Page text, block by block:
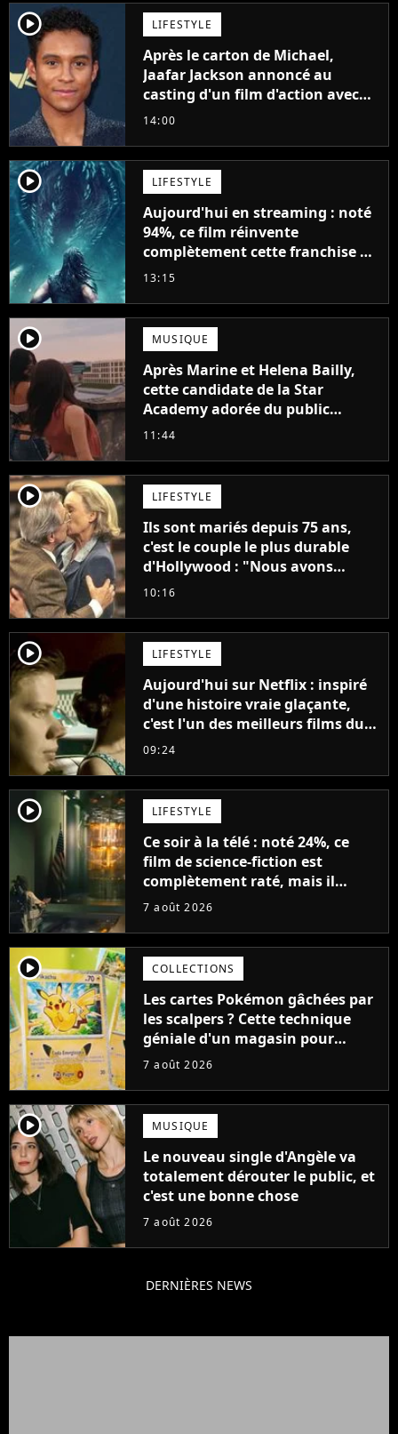
player2 LIFESTYLE
Après le carton de Michael,
Jaafar Jackson annoncé au
casting d'un film d'action avec
Will Smith
14:00
player2 LIFESTYLE
Aujourd'hui en streaming : noté
94%, ce film réinvente
complètement cette franchise de
science-fiction vieille de 40 ans
13:15
player2 MUSIQUE
Après Marine et Helena Bailly,
cette candidate de la Star
Academy adorée du public
annonce son premier album,
11:44
player2 LIFESTYLE
Ils sont mariés depuis 75 ans,
c'est le couple le plus durable
d'Hollywood : "Nous avons
avancé jour après jour, et les
décennies"
10:16
player2 LIFESTYLE
Aujourd'hui sur Netflix : inspiré
d'une histoire vraie glaçante,
c'est l'un des meilleurs films du
21ème siècle
09:24
player2 LIFESTYLE
Ce soir à la télé : noté 24%, ce
film de science-fiction est
complètement raté, mais il
aurait pu être encore pire à
7 août 2026
player2 COLLECTIONS
Les cartes Pokémon gâchées par
les scalpers ? Cette technique
géniale d'un magasin pour
ruiner les revendeurs
7 août 2026
player2 MUSIQUE
Le nouveau single d'Angèle va
totalement dérouter le public, et
c'est une bonne chose
7 août 2026
DERNIÈRES NEWS